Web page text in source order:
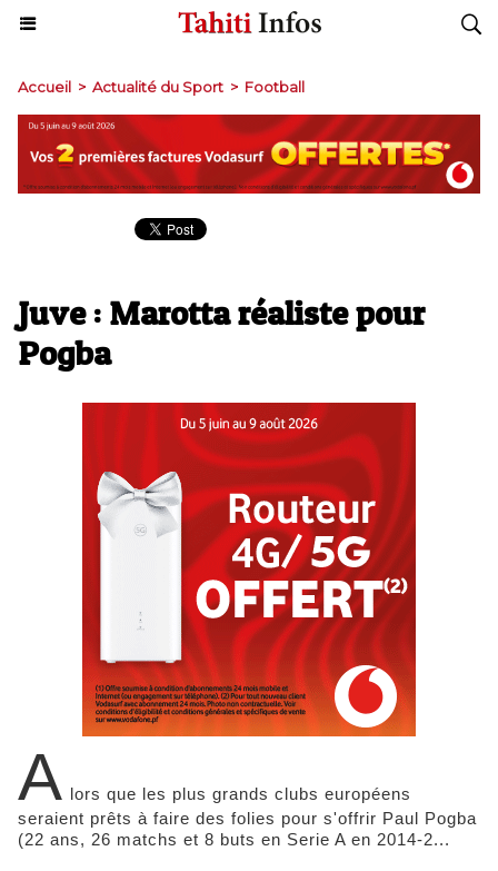
Accueil > Actualité du Sport > Football
Juve : Marotta réaliste pour
Pogba
A lors que les plus grands clubs européens
seraient prêts à faire des folies pour s'offrir Paul Pogba
(22 ans, 26 matchs et 8 buts en Serie A en 2014-2...